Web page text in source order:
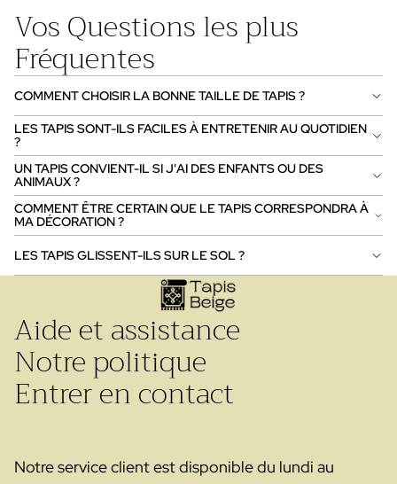
Vos Questions les plus
Fréquentes
COMMENT CHOISIR LA BONNE TAILLE DE TAPIS ?
LES TAPIS SONT-ILS FACILES À ENTRETENIR AU QUOTIDIEN
?
UN TAPIS CONVIENT-IL SI J'AI DES ENFANTS OU DES
ANIMAUX ?
COMMENT ÊTRE CERTAIN QUE LE TAPIS CORRESPONDRA À
MA DÉCORATION ?
LES TAPIS GLISSENT-ILS SUR LE SOL ?
Aide et assistance
Notre politique
Entrer en contact
Notre service client est disponible du lundi au